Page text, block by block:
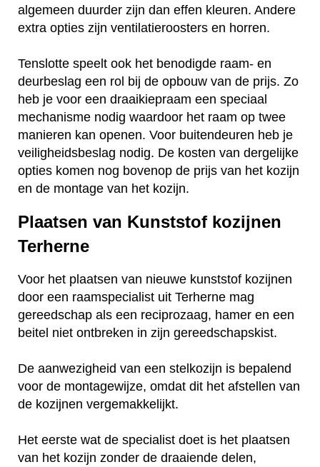
algemeen duurder zijn dan effen kleuren. Andere
extra opties zijn ventilatieroosters en horren.
Tenslotte speelt ook het benodigde raam- en
deurbeslag een rol bij de opbouw van de prijs. Zo
heb je voor een draaikiepraam een speciaal
mechanisme nodig waardoor het raam op twee
manieren kan openen. Voor buitendeuren heb je
veiligheidsbeslag nodig. De kosten van dergelijke
opties komen nog bovenop de prijs van het kozijn
en de montage van het kozijn.
Plaatsen van Kunststof kozijnen
Terherne
Voor het plaatsen van nieuwe kunststof kozijnen
door een raamspecialist uit Terherne mag
gereedschap als een reciprozaag, hamer en een
beitel niet ontbreken in zijn gereedschapskist.
De aanwezigheid van een stelkozijn is bepalend
voor de montagewijze, omdat dit het afstellen van
de kozijnen vergemakkelijkt.
Het eerste wat de specialist doet is het plaatsen
van het kozijn zonder de draaiende delen,